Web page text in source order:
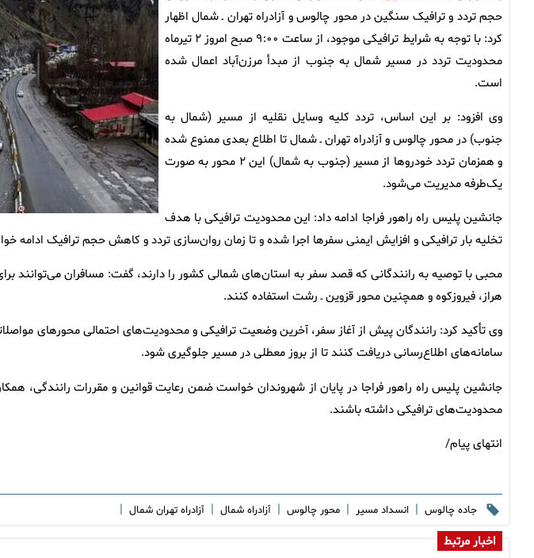
حجم تردد و ترافیک سنگین در محور چالوس و آزادراه تهران ـ شمال اظهار
کرد: با توجه به شرایط ترافیکی موجود، از ساعت ۹:۰۰ صبح امروز ۲ تیرماه
محدودیت تردد در مسیر شمال به جنوب از مبدأ مرزن‌آباد اعمال شده
است.
وی افزود: بر این اساس، تردد کلیه وسایل نقلیه از مسیر (شمال به
جنوب) در محور چالوس و آزادراه تهران ـ شمال تا اطلاع بعدی ممنوع شده
و همزمان تردد خودروها از مسیر (جنوب به شمال) این ۲ محور به صورت
یک‌طرفه مدیریت می‌شود.
جانشین پلیس راه راهور فراجا ادامه داد: این محدودیت ترافیکی با هدف
تخلیه بار ترافیکی و افزایش ایمنی سفرها اجرا شده و تا زمان روان‌سازی تردد و کاهش حجم ترافیک ادامه
محبی با توصیه به رانندگانی که قصد سفر به استان‌های شمالی کشور را دارند، گفت: مسافران می‌توانند
هراز، فیروزکوه و همچنین محور قزوین ـ رشت استفاده کنند.
وی تأکید کرد: رانندگان پیش از آغاز سفر، آخرین وضعیت ترافیکی و محدودیت‌های احتمالی محورهای
سامانه‌های اطلاع‌رسانی دریافت کنند تا از بروز معطلی در مسیر جلوگیری شود.
جانشین پلیس راه راهور فراجا در پایان از شهروندان خواست ضمن رعایت قوانین و مقررات رانندگی،
محدودیت‌های ترافیکی داشته باشند.
انتهای پیام/
جاده چالوس | انسداد مسیر | محور چالوس | آزادراه شمال | آزادراه تهران شمال |
اخبار مرتبط